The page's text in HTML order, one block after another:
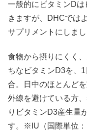
一般的にビタミンD
きますが、DHCでは
サプリメントにしまし
食物から摂りにくく
ちなビタミンD3を、
合。日中のほとんど
外線を避けている方
りビタミンD3産生量
す。※IU（国際単位